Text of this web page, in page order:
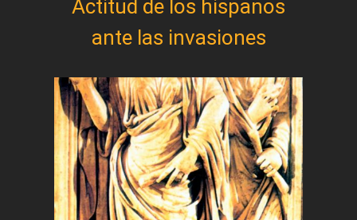
Actitud de los hispanos
ante las invasiones